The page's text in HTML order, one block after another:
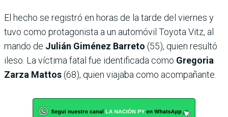
El hecho se registró en horas de la tarde del viernes y
tuvo como protagonista a un automóvil Toyota Vitz, al
mando de Julián Giménez Barreto (55), quien resultó
ileso. La víctima fatal fue identificada como Gregoria
Zarza Mattos(68), quien viajaba como acompañante.